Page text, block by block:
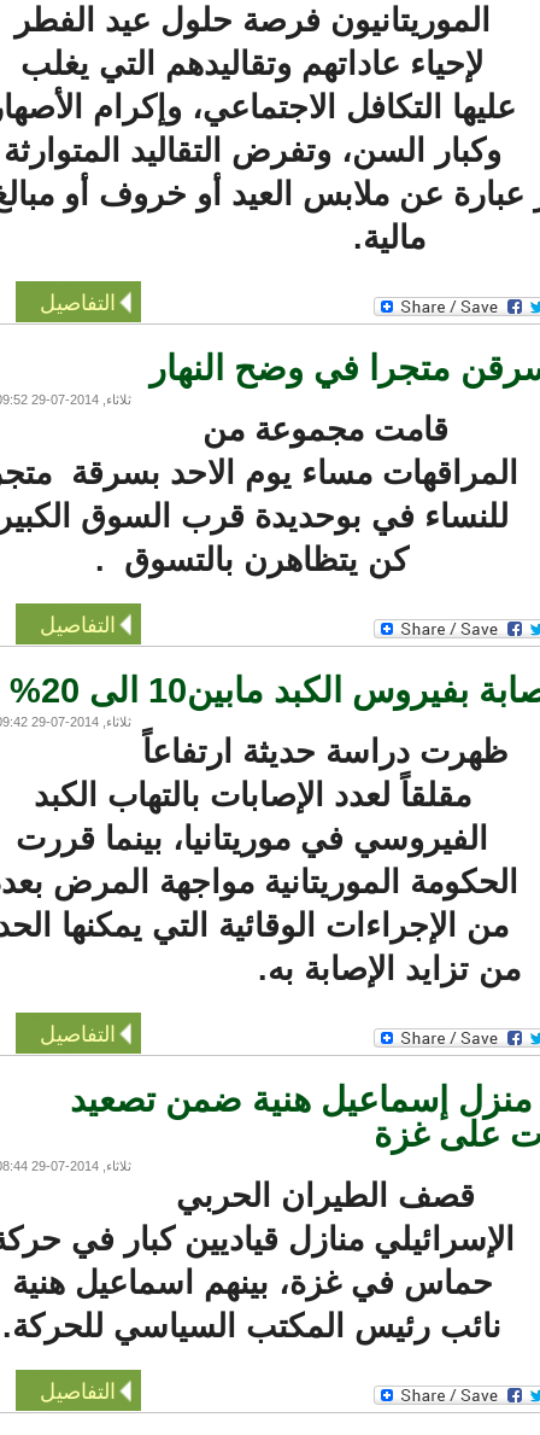
الموريتانيون فرصة حلول عيد الفطر
لإحياء عاداتهم وتقاليدهم التي يغلب
التكافل الاجتماعي، وإكرام الأصهار
وكبار السن، وتفرض التقاليد المتوارثة
عن ملابس العيد أو خروف أو مبالغ
مالية.
التفاصيل
متجرا في وضح النهار
ثلاثاء, 2014-07-29 09:52
قامت مجموعة من
مساء يوم الاحد بسرقة متجر
للنساء في بوحديدة قرب السوق الكبير
كن يتظاهرن بالتسوق .
التفاصيل
الكبد مابين10 الى 20%
ثلاثاء, 2014-07-29 09:42
ظهرت دراسة حديثة ارتفاعاً
مقلقاً لعدد الإصابات بالتهاب الكبد
الفيروسي في موريتانيا، بينما قررت
الموريتانية مواجهة المرض بعدد
من الإجراءات الوقائية التي يمكنها الحد
تزايد الإصابة به.
التفاصيل
إسماعيل هنية ضمن تصعيد
غزة
ثلاثاء, 2014-07-29 08:44
قصف الطيران الحربي
الإسرائيلي منازل قياديين كبار في حركة
حماس في غزة، بينهم اسماعيل هنية
نائب رئيس المكتب السياسي للحركة.
التفاصيل